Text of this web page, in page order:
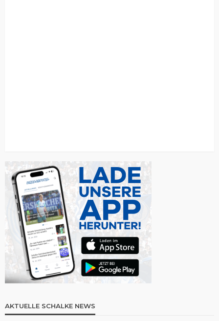
AKTUELLE SCHALKE NEWS